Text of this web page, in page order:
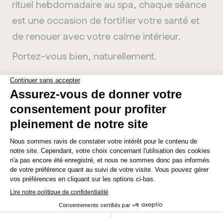
MANITOBA
Winnipeg
rituel hebdomadaire au spa, chaque séance
est une occasion de fortifier votre santé et
de renouer avec votre calme intérieur.
Portez-vous bien, naturellement.
RÉSERVER UNE VISITE AU SPA VILLAGE
Biographie de l’auteur